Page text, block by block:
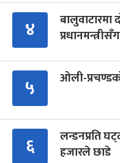
४
बालुवाटारमा
५ ओली-
६
लन्डनप्रति
हजारले छाडे